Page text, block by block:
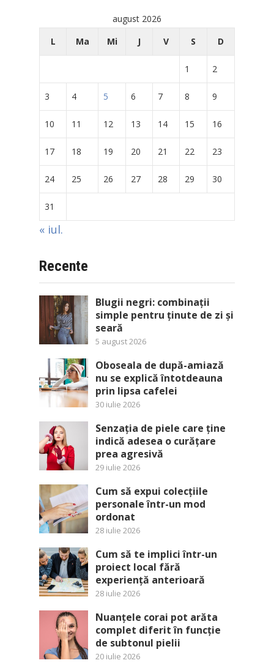
august 2026
L
Ma Mi J V S D
1 2
3 4 5 6 7 8 9
10 11 12 13 14 15 16
17 18 19 20 21 22 23
24 25 26 27 28 29 30
31
« iul.
Recente
Blugii negri: combinații
simple pentru ținute de zi și
seară
5 august 2026
Oboseala de după-amiază
nu se explică întotdeauna
prin lipsa cafelei
30 iulie 2026
Senzația de piele care ține
indică adesea o curățare
prea agresivă
29 iulie 2026
Cum să expui colecțiile
personale într-un mod
ordonat
28 iulie 2026
Cum să te implici într-un
proiect local fără
experiență anterioară
28 iulie 2026
Nuanțele corai pot arăta
complet diferit în funcție
de subtonul pielii
20 iulie 2026